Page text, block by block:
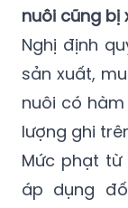
nuôi cũng bị
Nghị định
sản xuất,
nuôi có
lượng ghi
Mức phạt
áp dụng